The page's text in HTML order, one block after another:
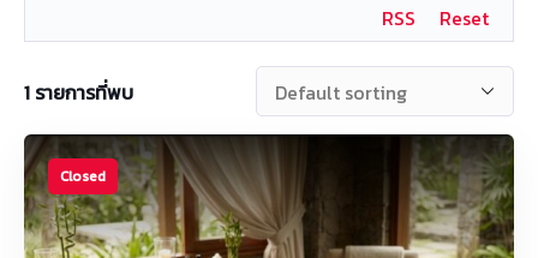
Reset
RSS
1 รายการที่พบ
Closed